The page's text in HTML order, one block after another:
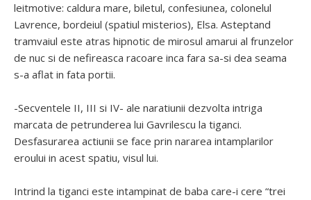
leitmotive: caldura mare, biletul, confesiunea, colonelul
Lavrence, bordeiul (spatiul misterios), Elsa. Asteptand
tramvaiul este atras hipnotic de mirosul amarui al frunzelor
de nuc si de nefireasca racoare inca fara sa-si dea seama
s-a aflat in fata portii.
-Secventele II, III si IV- ale naratiunii dezvolta intriga
marcata de petrunderea lui Gavrilescu la tiganci.
Desfasurarea actiunii se face prin nararea intamplarilor
eroului in acest spatiu, visul lui.
Intrind la tiganci este intampinat de baba care-i cere “trei